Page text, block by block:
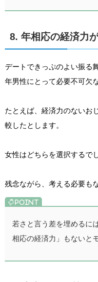
8. 年相応の経済力
デートできっぷのよい振る
年男性にとって必要不可欠
たとえば、経済力のないお
較したとします。
女性はどちらを選択するで
残念ながら、考える必要も
若さと言う差を埋めるに
相応の経済力」もないと